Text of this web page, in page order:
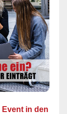
Event in den